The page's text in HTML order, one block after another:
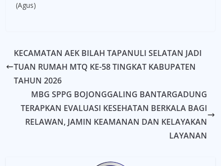
(Agus)
KECAMATAN AEK BILAH TAPANULI SELATAN JADI
TUAN RUMAH MTQ KE-58 TINGKAT KABUPATEN
TAHUN 2026
MBG SPPG BOJONGGALING BANTARGADUNG
TERAPKAN EVALUASI KESEHATAN BERKALA BAGI
RELAWAN, JAMIN KEAMANAN DAN KELAYAKAN
LAYANAN